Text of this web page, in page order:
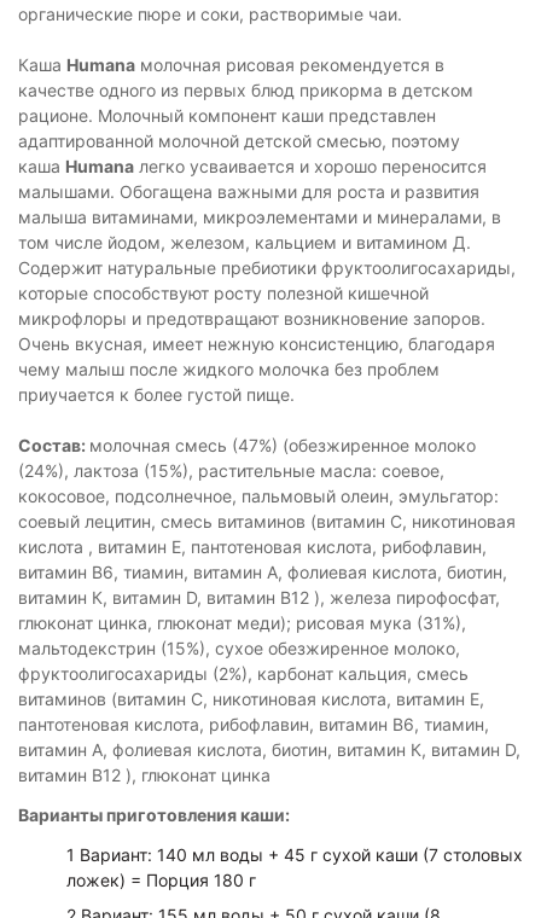
органические пюре и соки, растворимые чаи.
Каша Humanа молочная рисовая рекомендуется в
качестве одного из первых блюд прикорма в детском
рационе. Молочный компонент каши представлен
адаптированной молочной детской смесью, поэтому
каша Humanа легко усваивается и хорошо переносится
малышами. Обогащена важными для роста и развития
малыша витаминами, микроэлементами и минералами, в
том числе йодом, железом, кальцием и витамином Д.
Содержит натуральные пребиотики фруктоолигосахариды,
которые способствуют росту полезной кишечной
микрофлоры и предотвращают возникновение запоров.
Очень вкусная, имеет нежную консистенцию, благодаря
чему малыш после жидкого молочка без проблем
приучается к более густой пище.
Состав: молочная смесь (47%) (обезжиренное молоко
(24%), лактоза (15%), растительные масла: соевое,
кокосовое, подсолнечное, пальмовый олеин, эмульгатор:
соевый лецитин, смесь витаминов (витамин С, никотиновая
кислота , витамин Е, пантотеновая кислота, рибофлавин,
витамин В6, тиамин, витамин А, фолиевая кислота, биотин,
витамин К, витамин D, витамин B12 ), железа пирофосфат,
глюконат цинка, глюконат меди); рисовая мука (31%),
мальтодекстрин (15%), сухое обезжиренное молоко,
фруктоолигосахариды (2%), карбонат кальция, смесь
витаминов (витамин С, никотиновая кислота, витамин Е,
пантотеновая кислота, рибофлавин, витамин B6, тиамин,
витамин А, фолиевая кислота, биотин, витамин К, витамин D,
витамин B12 ), глюконат цинка
Варианты приготовления каши:
1 Вариант: 140 мл воды + 45 г сухой каши (7 столовых
ложек) = Порция 180 г